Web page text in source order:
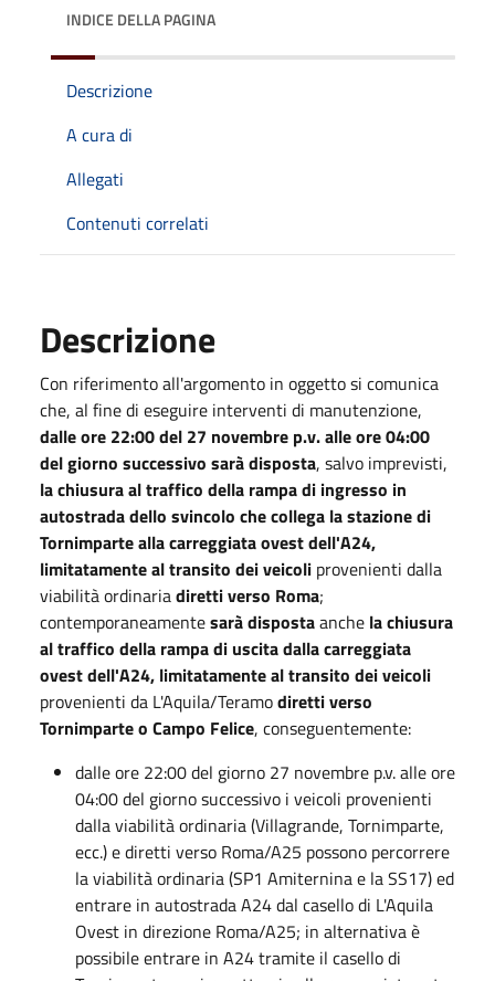
INDICE DELLA PAGINA
Descrizione
A cura di
Allegati
Contenuti correlati
Descrizione
Con riferimento all'argomento in oggetto si comunica
che, al fine di eseguire interventi di manutenzione,
dalle ore 22:00 del 27 novembre p.v. alle ore 04:00
del giorno successivo sarà disposta, salvo imprevisti,
la chiusura al traffico della rampa di ingresso in
autostrada dello svincolo che collega la stazione di
Tornimparte alla carreggiata ovest dell'A24,
limitatamente al transito dei veicoli provenienti dalla
viabilità ordinariadiretti verso Roma;
contemporaneamentesarà dispostaanche la chiusura
al traffico della rampa di uscita dalla carreggiata
ovest dell'A24, limitatamente al transito dei veicoli
provenienti da L'Aquila/Teramodiretti verso
Tornimparte o Campo Felice, conseguentemente:
dalle ore 22:00 del giorno 27 novembre p.v. alle ore
04:00 del giorno successivo i veicoli provenienti
dalla viabilità ordinaria (Villagrande, Tornimparte,
ecc.) e diretti verso Roma/A25 possono percorrere
la viabilità ordinaria (SP1 Amiternina e la SS17) ed
entrare in autostrada A24 dal casello di L'Aquila
Ovest in direzione Roma/A25; in alternativa è
possibile entrare in A24 tramite il casello di